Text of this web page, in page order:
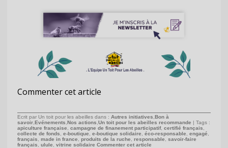
Commenter cet article
Ecrit par Un toit pour les abeilles dans : Autres initiatives Bon à
savoir Evénements Nos actions Un toit pour les abeilles recommande | Tags :
apiculture française
campagne de finanement participatif, certifié français
collecte de fonds
e-boutique e-boutique solidaire éco-responsable engagé
français
made in france produits de la ruche responsable
savoir-faire
français
ulule vitrine solidaire Commenter cet article